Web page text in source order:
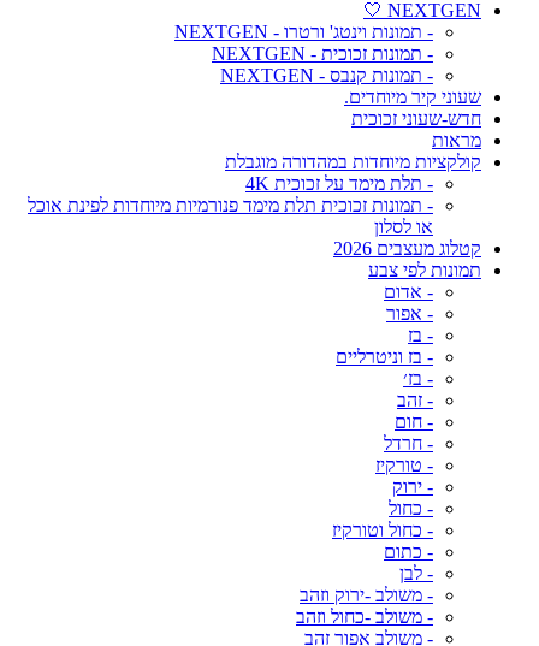
NEXTGEN 🤍
- תמונות וינטג' ורטרו - NEXTGEN
- תמונות זכוכית - NEXTGEN
- תמונות קנבס - NEXTGEN
שעוני קיר מיוחדים.
חדש-שעוני זכוכית
מראות
קולקציות מיוחדות במהדורה מוגבלת
- תלת מימד על זכוכית 4K
- תמונות זכוכית תלת מימד פנורמיות מיוחדות לפינת אוכל
או לסלון
קטלוג מעצבים 2026
תמונות לפי צבע
- אדום
- אפור
- בז
- בז וניטרליים
- בז׳
- זהב
- חום
- חרדל
- טורקיז
- ירוק
- כחול
- כחול וטורקיז
- כתום
- לבן
- משולב -ירוק וזהב
- משולב -כחול וזהב
- משולב אפור זהב